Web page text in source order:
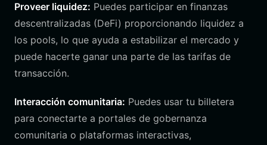
Proveer liquidez: Puedes participar en finanzas
descentralizadas (DeFi) proporcionando liquidez a
los pools, lo que ayuda a estabilizar el mercado y
puede hacerte ganar una parte de las tarifas de
transacción.
Interacción comunitaria: Puedes usar tu billetera
para conectarte a portales de gobernanza
comunitaria o plataformas interactivas,